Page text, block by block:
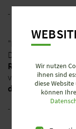
- mbk Maschinenbau
"Das
Der
Referentenmacht
vergessen
die Teilnehmer
- WEILER
Wir nutzen
ihnen sind
diese
können